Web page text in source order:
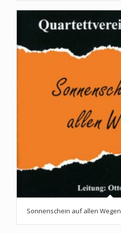
Sonnenschein auf allen Wegen